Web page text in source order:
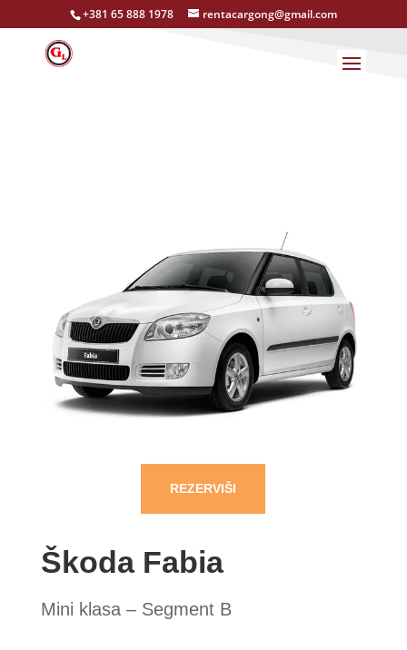
+381 65 888 1978 rentacargong@gmail.com
REZERVIŠI
Škoda Fabia
Mini klasa – Segment B